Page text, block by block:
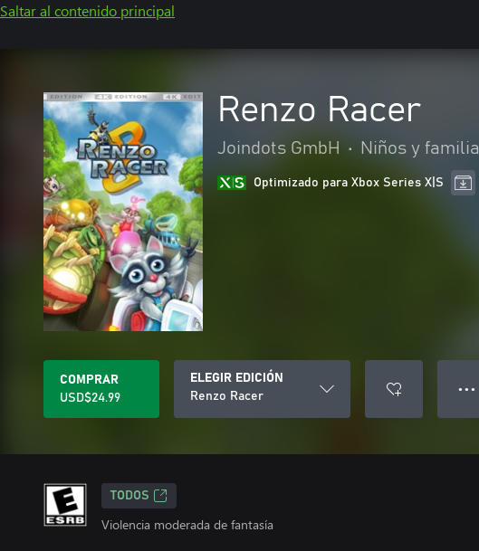
Saltar al contenido principal
Renzo Racer
Joindots GmbH • Niños y familia
Optimizado para Xbox Series X|S
COMPRAR
USD$24.99
ELEGIR EDICIÓN
Renzo Racer
● ● ●
TODOS
Violencia moderada de fantasía